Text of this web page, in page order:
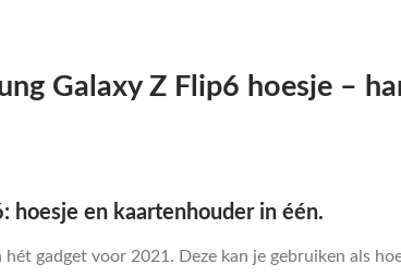
Galaxy Z Flip6 hoesje –
hoesje en kaartenhouder in één.
gadget voor 2021. Deze kan je gebruiken als